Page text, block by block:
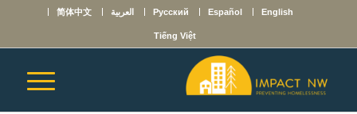
English
Español
Русский العربية 简体中文
Tiếng Việt